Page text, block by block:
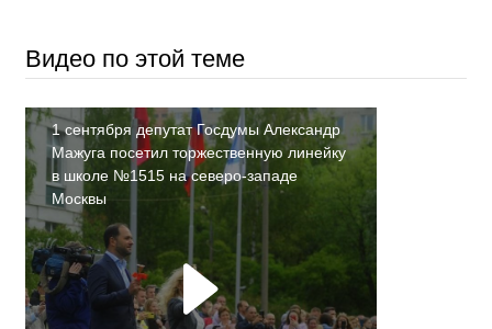
Видео по этой теме
1 сентября депутат Госдумы Александр
Мажуга посетил торжественную линейку
в школе №1515 на северо-западе
Москвы